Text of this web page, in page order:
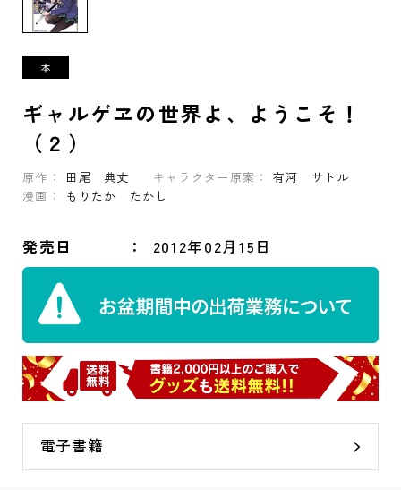
ギャルゲヱの世界よ、ようこそ！
（２）
原作： 田尾 典丈 キャラクター原案：
有河 サトル
漫画：
もりたか たかし
発売日 2012年02月15日
電子書籍